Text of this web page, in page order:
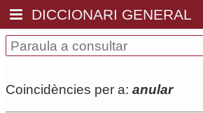
DICCIONARI GENERAL
Coincidències per a: anular